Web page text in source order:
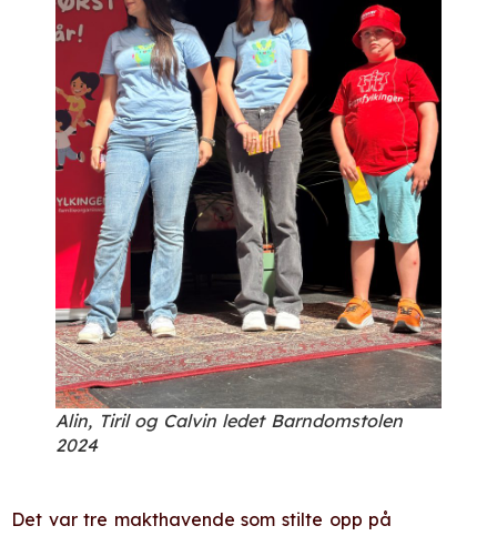
Alin, Tiril og Calvin ledet Barndomstolen
2024
Det var tre makthavende som stilte opp på